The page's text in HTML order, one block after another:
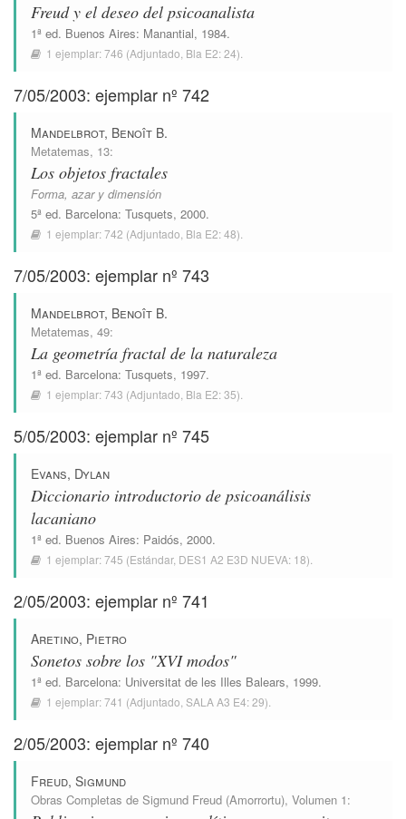
Freud y el deseo del psicoanalista
1ª ed. Buenos Aires: Manantial, 1984.
1 ejemplar:746 (Adjuntado, Bla E2: 24).
7/05/2003: ejemplar nº 742
Mandelbrot, Benoît B.
Metatemas, 13:
Los objetos fractales
Forma, azar y dimensión
5ª ed. Barcelona: Tusquets, 2000.
1 ejemplar:742 (Adjuntado, Bla E2: 48).
7/05/2003: ejemplar nº 743
Mandelbrot, Benoît B.
Metatemas, 49:
La geometría fractal de la naturaleza
1ª ed. Barcelona: Tusquets, 1997.
1 ejemplar:743 (Adjuntado, Bla E2: 35).
5/05/2003: ejemplar nº 745
Evans, Dylan
Diccionario introductorio de psicoanálisis
lacaniano
1ª ed. Buenos Aires: Paidós, 2000.
1 ejemplar:745 (Estándar, DES1 A2 E3D NUEVA: 18).
2/05/2003: ejemplar nº 741
Aretino, Pietro
Sonetos sobre los "XVI modos"
1ª ed. Barcelona: Universitat de les Illes Balears, 1999.
1 ejemplar:741 (Adjuntado, SALA A3 E4: 29).
2/05/2003: ejemplar nº 740
Freud, Sigmund
Obras Completas de Sigmund Freud (Amorrortu), Volumen 1: